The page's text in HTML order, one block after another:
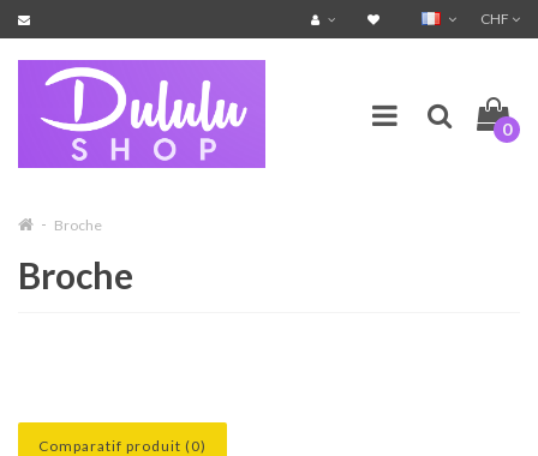
CHF
0
Broche
Broche
Comparatif produit (0)